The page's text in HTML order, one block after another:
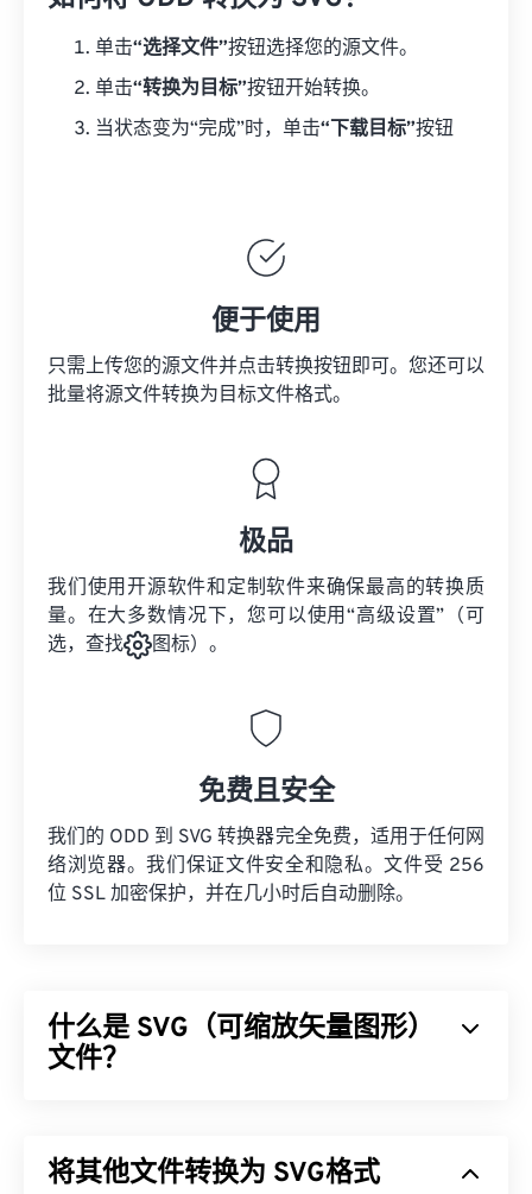
单击“选择文件”按钮选择您的源文件。
单击“转换为目标”按钮开始转换。
当状态变为“完成”时，单击“下载目标”按钮
便于使用
只需上传您的源文件并点击转换按钮即可。您还可以
批量将源文件转换为目标文件格式。
极品
我们使用开源软件和定制软件来确保最高的转换质
量。在大多数情况下，您可以使用“高级设置”（可
选，查找
图标）。
免费且安全
我们的 ODD 到 SVG 转换器完全免费，适用于任何网
络浏览器。我们保证文件安全和隐私。文件受 256
位 SSL 加密保护，并在几小时后自动删除。
什么是 SVG（可缩放矢量图形）
文件？
矢量图形，并支持有限的动画。正如其名称所示，使
将其他文件转换为 SVG格式